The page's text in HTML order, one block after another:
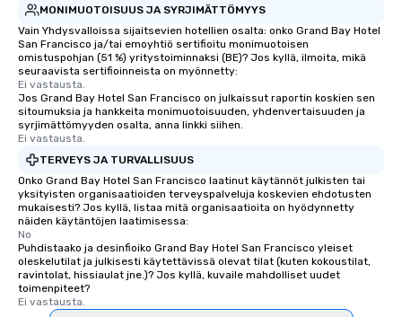
MONIMUOTOISUUS JA SYRJIMÄTTÖMYYS
Vain Yhdysvalloissa sijaitsevien hotellien osalta: onko Grand Bay Hotel
San Francisco ja/tai emoyhtiö sertifioitu monimuotoisen
omistuspohjan (51 %) yritystoiminnaksi (BE)? Jos kyllä, ilmoita, mikä
seuraavista sertifioinneista on myönnetty:
Ei vastausta.
Jos Grand Bay Hotel San Francisco on julkaissut raportin koskien sen
sitoumuksia ja hankkeita monimuotoisuuden, yhdenvertaisuuden ja
syrjimättömyyden osalta, anna linkki siihen.
Ei vastausta.
TERVEYS JA TURVALLISUUS
Onko Grand Bay Hotel San Francisco laatinut käytännöt julkisten tai
yksityisten organisaatioiden terveyspalveluja koskevien ehdotusten
mukaisesti? Jos kyllä, listaa mitä organisaatioita on hyödynnetty
näiden käytäntöjen laatimisessa:
No
Puhdistaako ja desinfioiko Grand Bay Hotel San Francisco yleiset
oleskelutilat ja julkisesti käytettävissä olevat tilat (kuten kokoustilat,
ravintolat, hissiaulat jne.)? Jos kyllä, kuvaile mahdolliset uudet
toimenpiteet?
Ei vastausta.